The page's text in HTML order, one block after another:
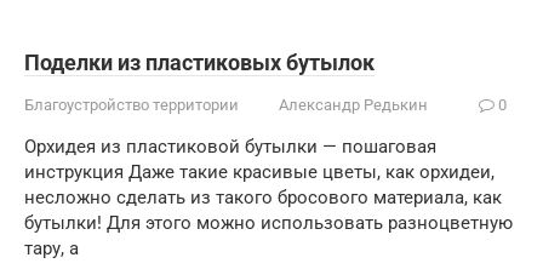
Поделки из пластиковых бутылок
Благоустройство территории Александр Редькин 0
Орхидея из пластиковой бутылки — пошаговая
инструкция Даже такие красивые цветы, как орхидеи,
несложно сделать из такого бросового материала, как
бутылки! Для этого можно использовать разноцветную
тару, а